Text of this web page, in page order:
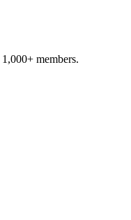
members.